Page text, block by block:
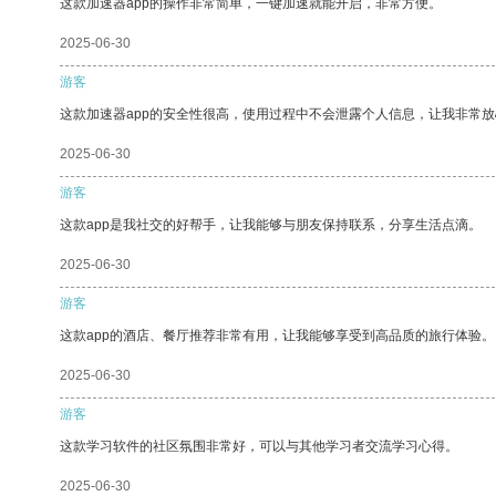
这款加速器app的操作非常简单，一键加速就能开启，非常方便。
2025-06-30
游客
这款加速器app的安全性很高，使用过程中不会泄露个人信息，让我非常
2025-06-30
游客
这款app是我社交的好帮手，让我能够与朋友保持联系，分享生活点滴。
2025-06-30
游客
这款app的酒店、餐厅推荐非常有用，让我能够享受到高品质的旅行体验。
2025-06-30
游客
这款学习软件的社区氛围非常好，可以与其他学习者交流学习心得。
2025-06-30